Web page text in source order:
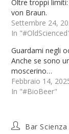
Oltre troppi
von Braun.
Settembre 24,
In
Guardami negli
Anche se sono
moscerino…
Febbraio 14,
In "#BioBeer"
Bar Scienza